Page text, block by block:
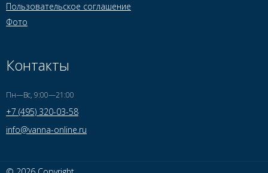
Пользовательское соглашение
Фото
Контакты
Пн—Вс, 9:00—21:00
+7 (495) 320-03-58
info@vanna-online.ru